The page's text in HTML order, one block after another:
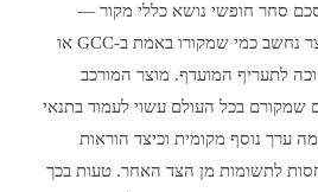
סחר חופשי נושא כללי מקור —
המבחנים הקובעים אם מוצר נחשב כמי שמקורו באמת ב-GCC או
לתעריף המועדף. מוצר המורכב
שמקורם בכל העולם עשוי לעמוד בתנאי
ערך נוסף מקומית וכיצד הוראות
לתשומות מן הצד האחר. טעות בכך